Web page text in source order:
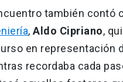
también contó
, Aldo Cipriano,
en representación
recordaba cada